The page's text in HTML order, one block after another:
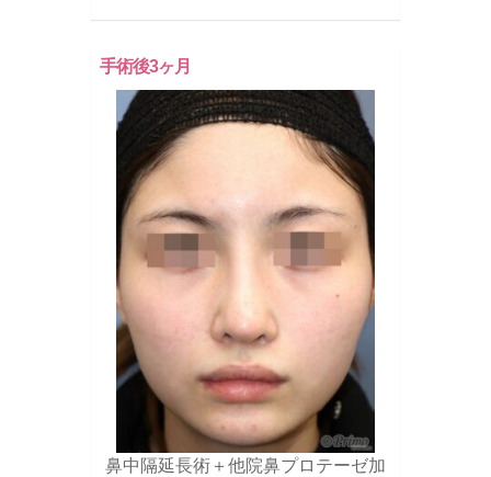
手術後3ヶ月
鼻中隔延長術＋他院鼻プロテーゼ加